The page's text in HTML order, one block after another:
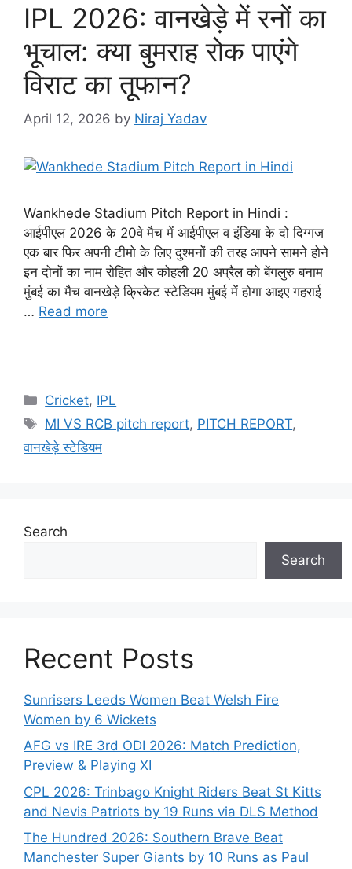
IPL 2026: वानखेड़े में रनों का
भूचाल: क्या बुमराह रोक पाएंगे
विराट का तूफान?
April 12, 2026 by Niraj Yadav
Wankhede Stadium Pitch Report in Hindi :
आईपीएल 2026 के 20वे मैच में आईपीएल व इंडिया के दो दिग्गज
एक बार फिर अपनी टीमो के लिए दुश्मनों की तरह आपने सामने होने
इन दोनों का नाम रोहित और कोहली 20 अप्रैल को बेंगलुरु बनाम
मुंबई का मैच वानखेड़े क्रिकेट स्टेडियम मुंबई में होगा आइए गहराई
… Read more
Cricket, IPL
MI VS RCB pitch report, PITCH REPORT,
वानखेड़े स्टेडियम
Search
Search
Recent Posts
Sunrisers Leeds Women Beat Welsh Fire
Women by 6 Wickets
AFG vs IRE 3rd ODI 2026: Match Prediction,
Preview & Playing XI
CPL 2026: Trinbago Knight Riders Beat St Kitts
and Nevis Patriots by 19 Runs via DLS Method
The Hundred 2026: Southern Brave Beat
Manchester Super Giants by 10 Runs as Paul